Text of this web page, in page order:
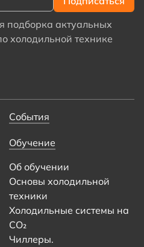
подборка актуальных
холодильной технике
События
Обучение
Об обучении
Основы холодильной
техники
Холодильные системы на
CO₂
Чиллеры.